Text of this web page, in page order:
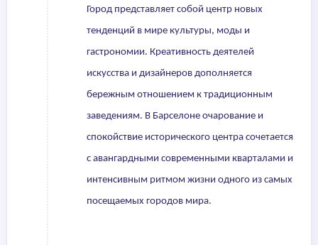
Город представляет собой центр новых
тенденций в мире культуры, моды и
гастрономии. Креативность деятелей
искусства и дизайнеров дополняется
бережным отношением к традиционным
заведениям. В Барселоне очарование и
спокойствие исторического центра сочетается
с авангардными современными кварталами и
интенсивным ритмом жизни одного из самых
посещаемых городов мира.